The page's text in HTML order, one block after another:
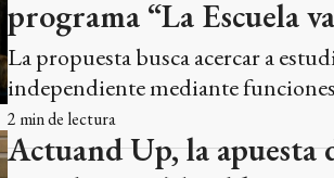
programa “La Escuela
La propuesta busca acercar a
independiente mediante
2 min de lectura
Actuand Up, la apuesta